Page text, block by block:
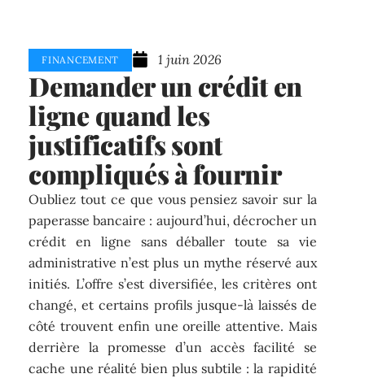
FINANCEMENT 1 juin 2026
Demander un crédit en
ligne quand les
justificatifs sont
compliqués à fournir
Oubliez tout ce que vous pensiez savoir sur la
paperasse bancaire : aujourd’hui, décrocher un
crédit en ligne sans déballer toute sa vie
administrative n’est plus un mythe réservé aux
initiés. L’offre s’est diversifiée, les critères ont
changé, et certains profils jusque-là laissés de
côté trouvent enfin une oreille attentive. Mais
derrière la promesse d’un accès facilité se
cache une réalité bien plus subtile : la rapidité